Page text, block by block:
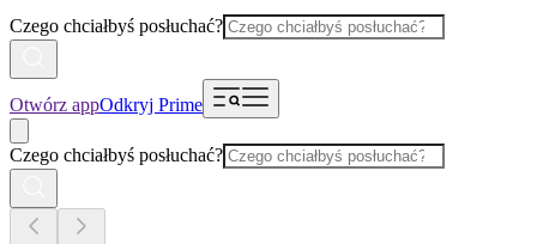
Czego chciałbyś posłuchać?
Otwórz appOdkryj Prime
Czego chciałbyś posłuchać?